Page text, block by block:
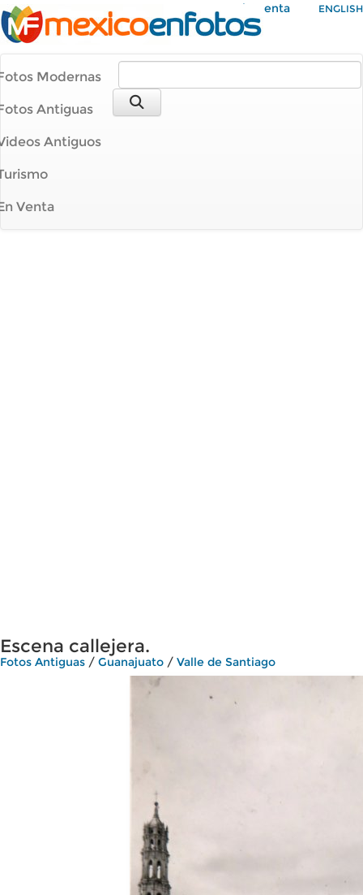
Mi Cuenta ENGLISH
Modernas
Antiguas
Antiguos
Venta
Escena callejera.
Fotos Antiguas / Guanajuato / Valle de Santiago